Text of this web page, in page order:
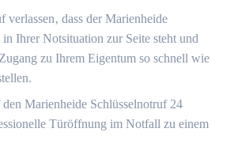
verlassen‚ dass der Marienheide
Ihrer Notsituation zur Seite steht und
zu Ihrem Eigentum so schnell wie
den Marienheide Schlüsselnotruf 24
Türöffnung im Notfall zu einem